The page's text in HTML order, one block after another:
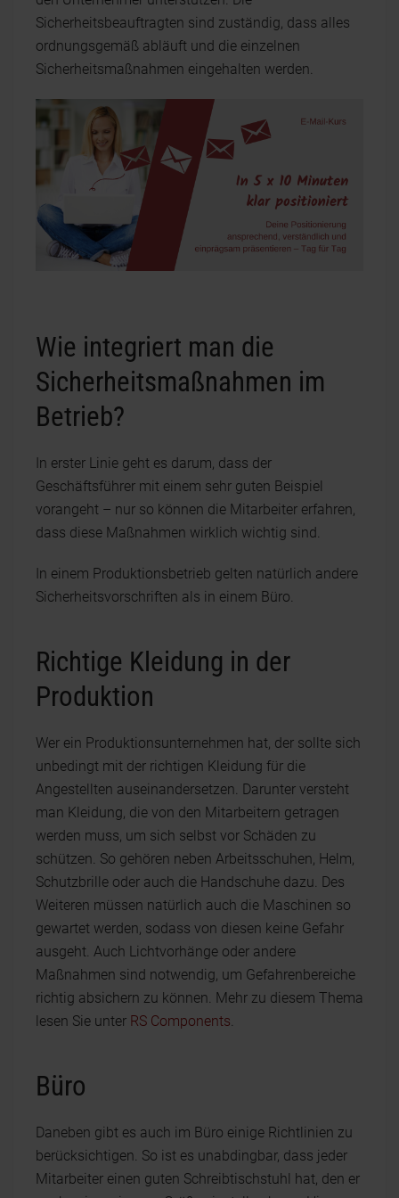
Sicherheitsbeauftragten sind zuständig, dass alles
ordnungsgemäß abläuft und die einzelnen
Sicherheitsmaßnahmen eingehalten werden.
Wie integriert man die
Sicherheitsmaßnahmen im
Betrieb?
In erster Linie geht es darum, dass der
Geschäftsführer mit einem sehr guten Beispiel
vorangeht – nur so können die Mitarbeiter erfahren,
dass diese Maßnahmen wirklich wichtig sind.
In einem Produktionsbetrieb gelten natürlich andere
Sicherheitsvorschriften als in einem Büro.
Richtige Kleidung in der
Produktion
Wer ein Produktionsunternehmen hat, der sollte sich
unbedingt mit der richtigen Kleidung für die
Angestellten auseinandersetzen. Darunter versteht
man Kleidung, die von den Mitarbeitern getragen
werden muss, um sich selbst vor Schäden zu
schützen. So gehören neben Arbeitsschuhen, Helm,
Schutzbrille oder auch die Handschuhe dazu. Des
Weiteren müssen natürlich auch die Maschinen so
gewartet werden, sodass von diesen keine Gefahr
ausgeht. Auch Lichtvorhänge oder andere
Maßnahmen sind notwendig, um Gefahrenbereiche
richtig absichern zu können. Mehr zu diesem Thema
lesen Sie unter RS Components.
Büro
Daneben gibt es auch im Büro einige Richtlinien zu
berücksichtigen. So ist es unabdingbar, dass jeder
Mitarbeiter einen guten Schreibtischstuhl hat, den er